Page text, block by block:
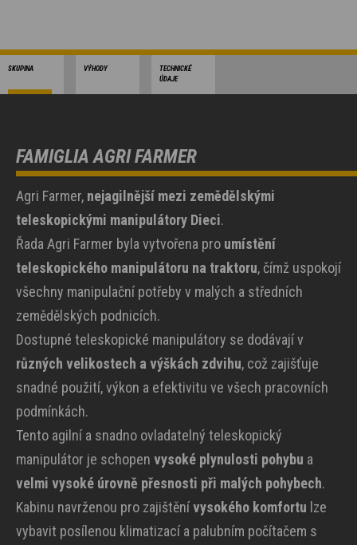
SKUPINA VÝHODY
TECHNICKÉ
ÚDAJE
FAMIGLIA AGRI FARMER
Agri Farmer, nejagilnější mezi zemědělskými
teleskopickými manipulátory Dieci.
Řada Agri Farmer byla vytvořena pro umístění
teleskopického manipulátoru na traktoru, čímž uspokojí
všechny manipulační potřeby v malých a středních
zemědělských podnicích.
Dostupné teleskopické manipulátory se dodávají v
různých velikostech a výškách zdvihu, což zajišťuje
snadné použití, výkon a efektivitu ve všech pracovních
podmínkách.
Tento agilní a snadno ovladatelný teleskopický
manipulátor je schopen vysoké plynulosti pohybu a
velmi vysoké úrovně přesnosti při malých pohybech.
Kabinu navrženou pro zajištěnívysokého komfortu lze
vybavit posílenou klimatizací a palubním počítačem s